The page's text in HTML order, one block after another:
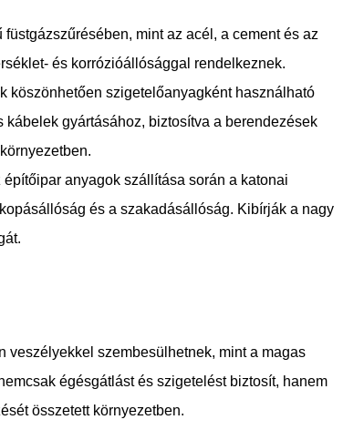
mint az acél, a cement és az
és korrózióállósággal rendelkeznek.
köszönhetően szigetelőanyagként használható
gyártásához, biztosítva a berendezések
anyagok szállítása során a katonai
és a szakadásállóság. Kibírják a nagy
veszélyekkel szembesülhetnek, mint a magas
égésgátlást és szigetelést biztosít, hanem
összetett környezetben.